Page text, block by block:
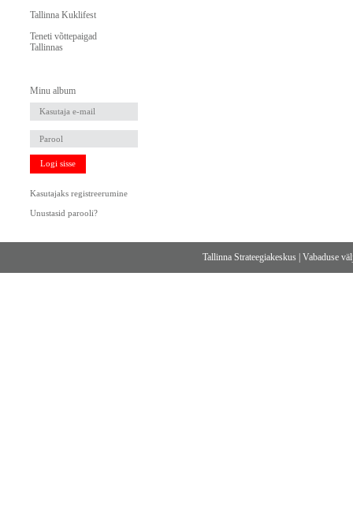
Tallinna Kuklifest
Teneti võttepaigad
Tallinnas
Minu album
Logi sisse
Kasutajaks registreerumine
Unustasid parooli?
Tallinna Strateegiakeskus |Vabaduse